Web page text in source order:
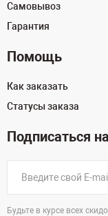
Самовывоз
Гарантия
Помощь
Как заказать
Статусы заказа
Подписаться
Будьте в курсе всех